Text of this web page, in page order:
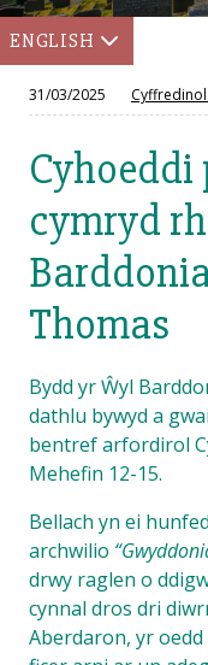
ENGLISH
31/03/2025 Cyffredinol
cymryd
Thomas
Bydd yr Ŵyl
dathlu bywyd a
bentref arfordirol
Mehefin 12-15.
Bellach yn ei
archwilio
drwy raglen o
cynnal dros dri
Aberdaron, yr oedd